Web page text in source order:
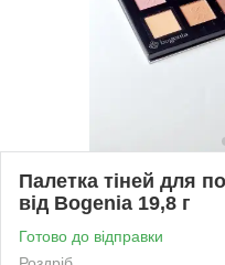
Палетка тіней для
від Bogenia 19,8 г
Готово до відправки